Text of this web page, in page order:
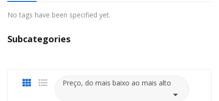
No tags have been specified yet.
Subcategories
Preço, do mais baixo ao mais alto
